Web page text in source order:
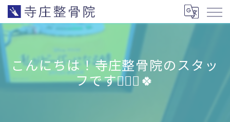
こんにちは！寺庄整骨院のスタッ
フです💁🏻‍♂️🍀